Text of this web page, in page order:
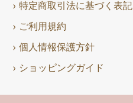
特定商取引法に基づく表記
ご利用規約
個人情報保護方針
ショッピングガイド